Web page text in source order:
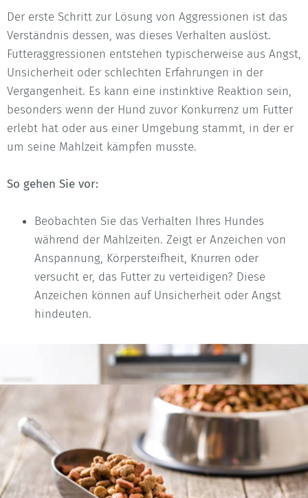
Der erste Schritt zur Lösung von Aggressionen ist das
Verständnis dessen, was dieses Verhalten auslöst.
Futteraggressionen entstehen typischerweise aus Angst,
Unsicherheit oder schlechten Erfahrungen in der
Vergangenheit. Es kann eine instinktive Reaktion sein,
besonders wenn der Hund zuvor Konkurrenz um Futter
erlebt hat oder aus einer Umgebung stammt, in der er
um seine Mahlzeit kämpfen musste.
So gehen Sie vor:
Beobachten Sie das Verhalten Ihres Hundes
während der Mahlzeiten. Zeigt er Anzeichen von
Anspannung, Körpersteifheit, Knurren oder
versucht er, das Futter zu verteidigen? Diese
Anzeichen können auf Unsicherheit oder Angst
hindeuten.
Bauen Sie schrittweise Vertrauen
während der Mahlzeiten auf
Arbeiten Sie schrittweise daran, Vertrauen zwischen
Ihnen und dem Hund aufzubauen, während er frisst. Es
ist entscheidend, dass der Hund versteht, dass Sie ihm
das Futter nicht wegnehmen werden und er sich nicht